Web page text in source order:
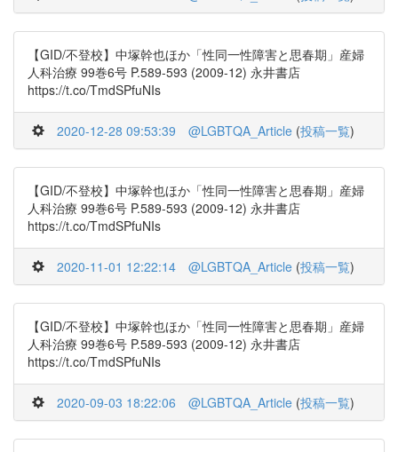
【GID/不登校】中塚幹也ほか「性同一性障害と思春期」産婦
人科治療 99巻6号 P.589-593 (2009-12) 永井書店
https://t.co/TmdSPfuNIs
2020-12-28 09:53:39 @LGBTQA_Article (投稿一覧)
【GID/不登校】中塚幹也ほか「性同一性障害と思春期」産婦
人科治療 99巻6号 P.589-593 (2009-12) 永井書店
https://t.co/TmdSPfuNIs
2020-11-01 12:22:14 @LGBTQA_Article (投稿一覧)
【GID/不登校】中塚幹也ほか「性同一性障害と思春期」産婦
人科治療 99巻6号 P.589-593 (2009-12) 永井書店
https://t.co/TmdSPfuNIs
2020-09-03 18:22:06 @LGBTQA_Article (投稿一覧)